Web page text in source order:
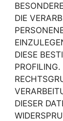
DIE
DIESE
PROFILING.
DIESER